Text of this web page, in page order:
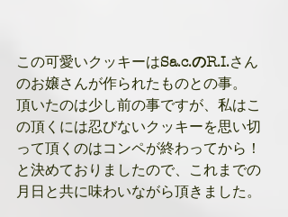
この可愛いクッキーはSa.c.のR.I.さん
のお嬢さんが作られたものとの事。
頂いたのは少し前の事ですが、私はこ
の頂くには忍びないクッキーを思い切
って頂くのはコンペが終わってから！
と決めておりましたので、これまでの
月日と共に味わいながら頂きました。